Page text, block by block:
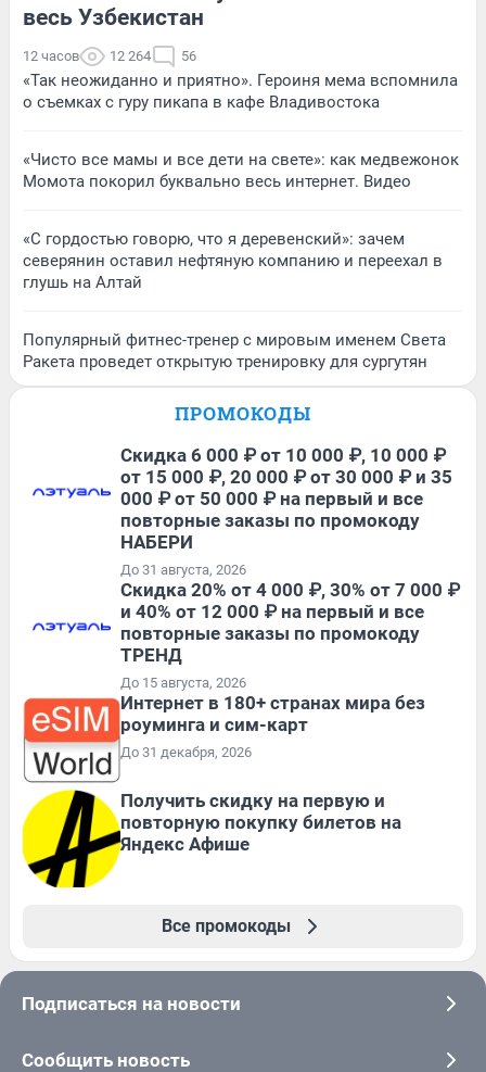
весь Узбекистан
12 часов 12 264 56
«Так неожиданно и приятно». Героиня мема вспомнила
о съемках с гуру пикапа в кафе Владивостока
«Чисто все мамы и все дети на свете»: как медвежонок
Момота покорил буквально весь интернет. Видео
«С гордостью говорю, что я деревенский»: зачем
северянин оставил нефтяную компанию и переехал в
глушь на Алтай
Популярный фитнес-тренер с мировым именем Света
Ракета проведет открытую тренировку для сургутян
ПРОМОКОДЫ
Скидка 6 000 ₽ от 10 000 ₽, 10 000 ₽
от 15 000 ₽, 20 000 ₽ от 30 000 ₽ и 35
000 ₽ от 50 000 ₽ на первый и все
повторные заказы по промокоду
НАБЕРИ
До 31 августа, 2026
Скидка 20% от 4 000 ₽, 30% от 7 000 ₽
и 40% от 12 000 ₽ на первый и все
повторные заказы по промокоду
ТРЕНД
До 15 августа, 2026
Интернет в 180+ странах мира без
роуминга и сим-карт
До 31 декабря, 2026
Получить скидку на первую и
повторную покупку билетов на
Яндекс Афише
Все промокоды
Подписаться на новости
Сообщить новость